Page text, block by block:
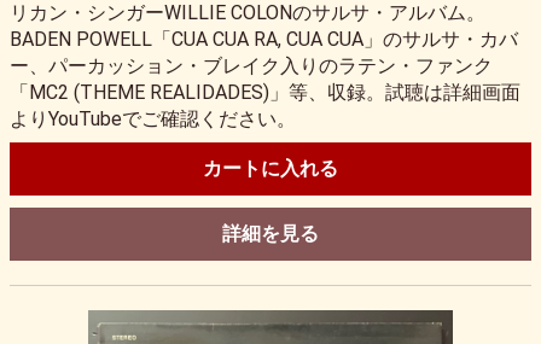
リカン・シンガーWILLIE COLONのサルサ・アルバム。
BADEN POWELL「CUA CUA RA, CUA CUA」のサルサ・カバ
ー、パーカッション・ブレイク入りのラテン・ファンク
「MC2 (THEME REALIDADES)」等、収録。試聴は詳細画面
よりYouTubeでご確認ください。
カートに入れる
詳細を見る